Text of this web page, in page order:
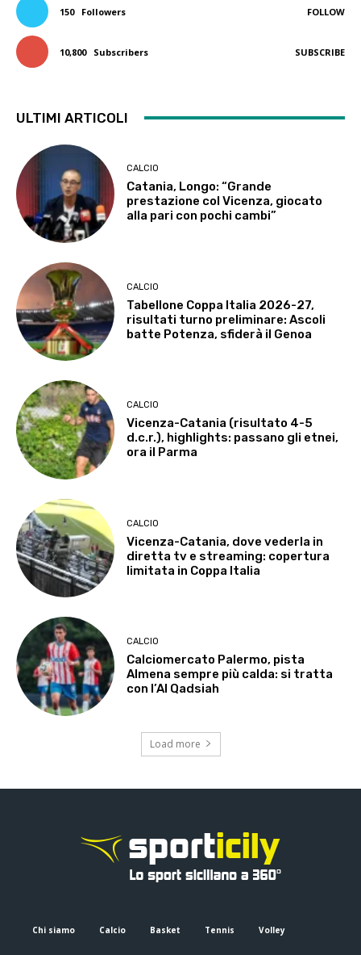
150 Followers FOLLOW
10,800 Subscribers SUBSCRIBE
ULTIMI ARTICOLI
CALCIO
Catania, Longo: “Grande
prestazione col Vicenza, giocato
alla pari con pochi cambi”
CALCIO
Tabellone Coppa Italia 2026-27,
risultati turno preliminare: Ascoli
batte Potenza, sfiderà il Genoa
CALCIO
Vicenza-Catania (risultato 4-5
d.c.r.), highlights: passano gli etnei,
ora il Parma
CALCIO
Vicenza-Catania, dove vederla in
diretta tv e streaming: copertura
limitata in Coppa Italia
CALCIO
Calciomercato Palermo, pista
Almena sempre più calda: si tratta
con l’Al Qadsiah
Load more
Chi siamo Calcio Basket Tennis Volley